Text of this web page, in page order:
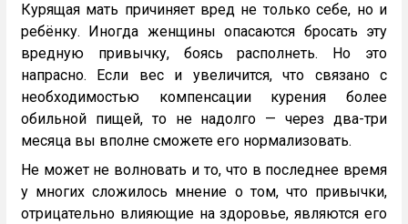
Курящая мать причиняет вред не только себе, но и
ребёнку. Иногда женщины опасаются бросать эту
вредную привычку, боясь располнеть. Но это
напрасно. Если вес и увеличится, что связано с
необходимостью компенсации курения более
обильной пищей, то не надолго — через два-три
месяца вы вполне сможете его нормализовать.
Не может не волновать и то, что в последнее время
у многих сложилось мнение о том, что привычки,
отрицательно влияющие на здоровье, являются его